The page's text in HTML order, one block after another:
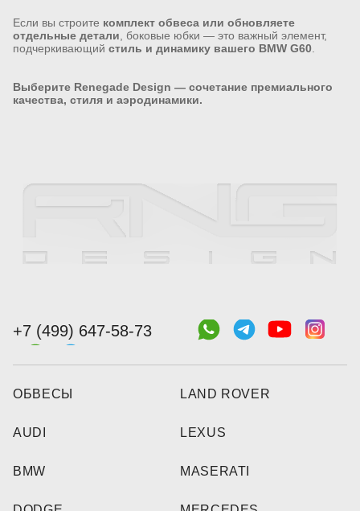
Если вы строите комплект обвеса или обновляете
отдельные детали , боковые юбки — это важный элемент,
подчеркивающий стиль и динамику вашего BMW G60
Выберите Renegade Design — сочетание премиального
качества, стиля и аэродинамики.
+7 (499) 647-58-73
ОБВЕСЫ
AUDI
BMW
LAND ROVER
LEXUS
MASERATI